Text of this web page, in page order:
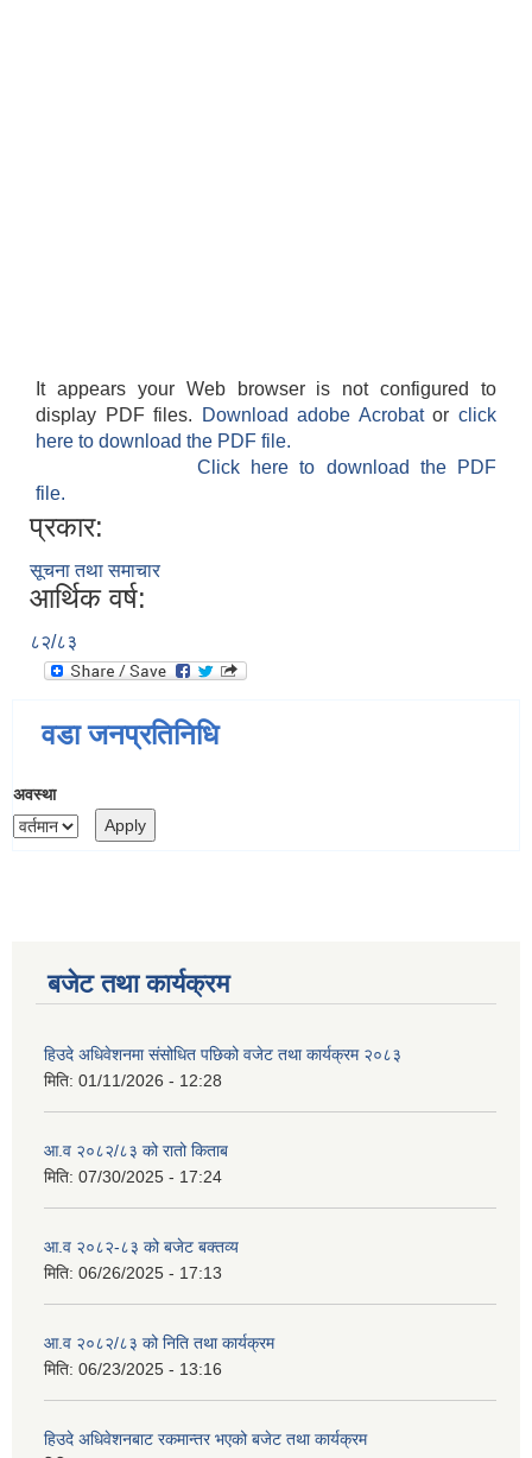
It appears your Web browser is not configured to
display PDF files.
Download adobe Acrobatorclick
here to download the PDF file.
Click here to download the PDF
file.
प्रकार:
सूचना तथा समाचार
आर्थिक वर्ष:
८२/८३
वडा जनप्रतिनिधि
अवस्था
बजेट तथा कार्यक्रम
हिउदे अधिवेशनमा संसोधित पछिको वजेट तथा कार्यक्रम २०८३
मिति: 01/11/2026 - 12:28
आ.व २०८२/८३ को रातो किताब
मिति: 07/30/2025 - 17:24
आ.व २०८२-८३ को बजेट बक्तव्य
मिति: 06/26/2025 - 17:13
आ.व २०८२/८३ को निति तथा कार्यक्रम
मिति: 06/23/2025 - 13:16
हिउदे अधिवेशनबाट रकमान्तर भएको बजेट तथा कार्यक्रम